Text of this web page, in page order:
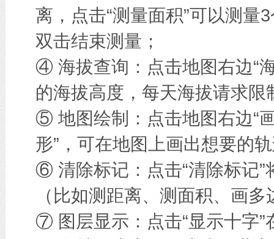
离，点击“测量面积”可以测量
双击结束测量；
④ 海拔查询：点击地图右边“
的海拔高度，每天海拔请求
⑤ 地图绘制：点击地图右边“画
形”，可在地图上画出想要的
⑥ 清除标记：点击“清除标记
（比如测距离、测面积、画多
⑦ 图层显示：点击“显示十字”